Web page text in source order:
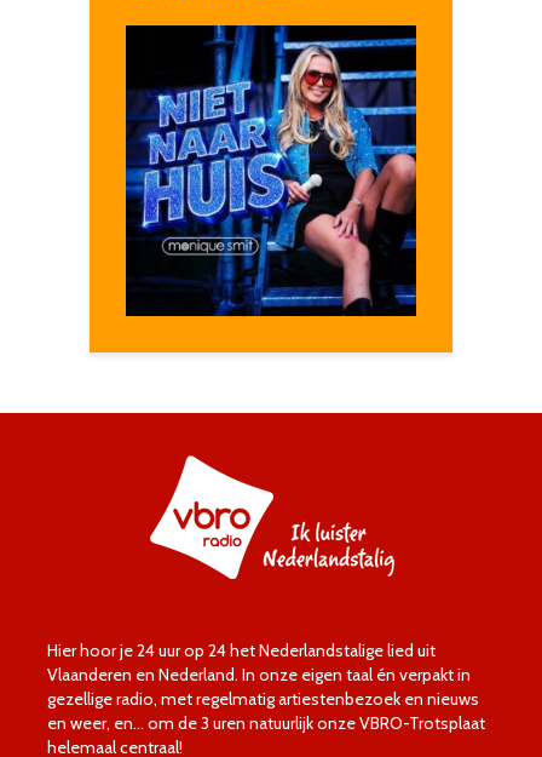
Hier hoor je 24 uur op 24 het Nederlandstalige lied uit
Vlaanderen en Nederland. In onze eigen taal én verpakt in
gezellige radio, met regelmatig artiestenbezoek en nieuws
en weer, en… om de 3 uren natuurlijk onze VBRO-Trotsplaat
helemaal centraal!